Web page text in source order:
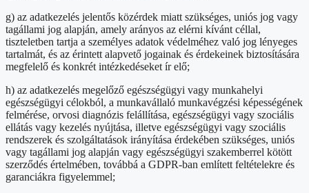
g) az adatkezelés jelentős közérdek miatt szükséges, uniós jog vagy
tagállami jog alapján, amely arányos az elérni kívánt céllal,
tiszteletben tartja a személyes adatok védelméhez való jog lényeges
tartalmát, és az érintett alapvető jogainak és érdekeinek biztosítására
megfelelő és konkrét intézkedéseket ír elő;
h) az adatkezelés megelőző egészségügyi vagy munkahelyi
egészségügyi célokból, a munkavállaló munkavégzési képességének
felmérése, orvosi diagnózis felállítása, egészségügyi vagy szociális
ellátás vagy kezelés nyújtása, illetve egészségügyi vagy szociális
rendszerek és szolgáltatások irányítása érdekében szükséges, uniós
vagy tagállami jog alapján vagy egészségügyi szakemberrel kötött
szerződés értelmében, továbbá a GDPR-ban említett feltételekre és
garanciákra figyelemmel;